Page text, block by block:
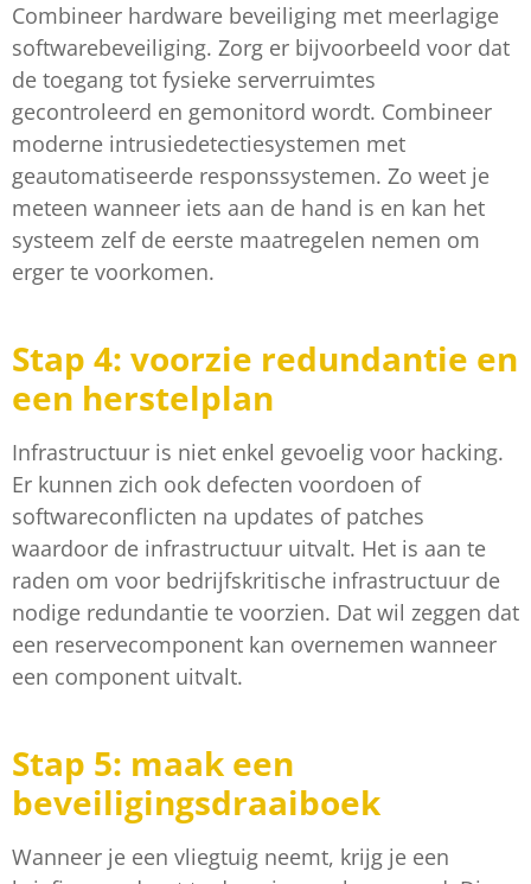
Combineer hardware beveiliging met meerlagige
softwarebeveiliging. Zorg er bijvoorbeeld voor dat
de toegang tot fysieke serverruimtes
gecontroleerd en gemonitord wordt. Combineer
moderne intrusiedetectiesystemen met
geautomatiseerde responssystemen. Zo weet je
meteen wanneer iets aan de hand is en kan het
systeem zelf de eerste maatregelen nemen om
erger te voorkomen.
Stap 4: voorzie redundantie en
een herstelplan
Infrastructuur is niet enkel gevoelig voor hacking.
Er kunnen zich ook defecten voordoen of
softwareconflicten na updates of patches
waardoor de infrastructuur uitvalt. Het is aan te
raden om voor bedrijfskritische infrastructuur de
nodige redundantie te voorzien. Dat wil zeggen dat
een reservecomponent kan overnemen wanneer
een component uitvalt.
Stap 5: maak een
beveiligingsdraaiboek
Wanneer je een vliegtuig neemt, krijg je een